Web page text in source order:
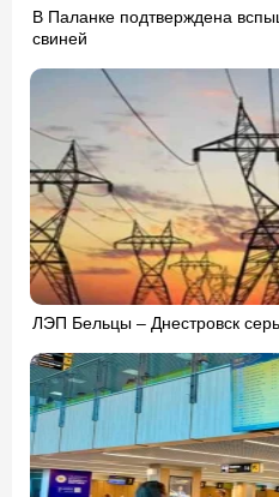
В Паланке подтверждена
свиней
ЛЭП Бельцы – Днестровск